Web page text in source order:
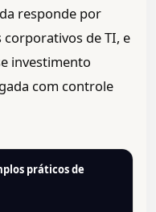
responde por
corporativos de TI, e
investimento
com controle
práticos de